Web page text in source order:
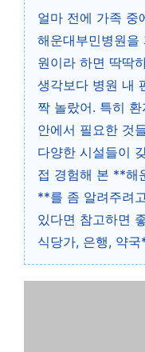
얼마 전에 가족 중
해운대부민병원을
원이라 하면 딱딱
생각보다 병원 내
짝 놀랐어. 특히
안에서 필요한 것
다양한 시설들이
접 경험해 본 **해
**를 좀 알려주려
있다면 참고하면
식당가, 은행, 약